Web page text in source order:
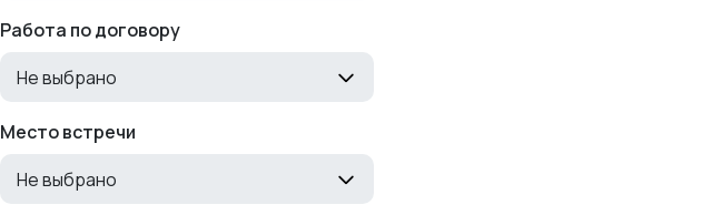
Работа по договору
Не выбрано
Место встречи
Не выбрано